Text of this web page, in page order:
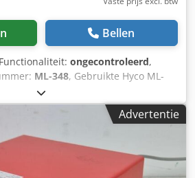
Bellen
ongecontroleerd,
ML-348, Gebruikte Hyco ML-
pomp Model: ML-348-D37-SA Typ:
2 Voltage: 230-400, 50/60 HZ
Meerdere units op voorraad.Advertentie